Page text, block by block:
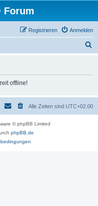
Forum
Anmelden
Registrieren
offline!
Alle Zeiten sind UTC+02:00
© phpBB Limited
phpBB.de